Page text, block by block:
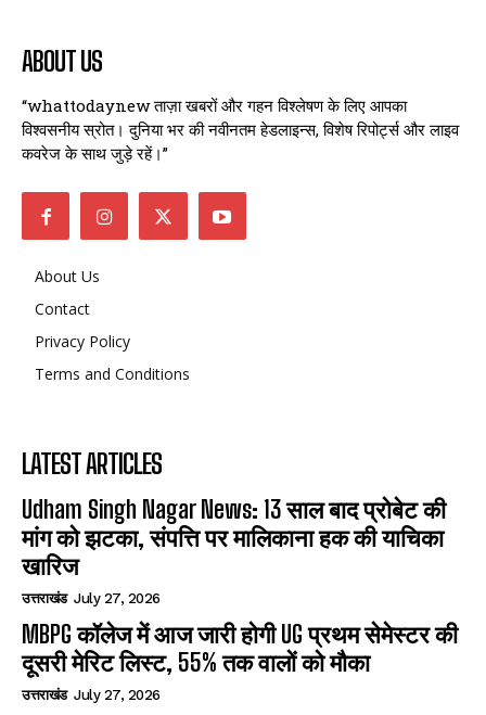
ABOUT US
“whattodaynew ताज़ा खबरों और गहन विश्लेषण के लिए आपका
विश्वसनीय स्रोत। दुनिया भर की नवीनतम हेडलाइन्स, विशेष रिपोर्ट्स और लाइव
कवरेज के साथ जुड़े रहें।”
About Us
Contact
Privacy Policy
Terms and Conditions
LATEST ARTICLES
Udham Singh Nagar News: 13 साल बाद प्रोबेट की
मांग को झटका, संपत्ति पर मालिकाना हक की याचिका
खारिज
उत्तराखंड July 27, 2026
MBPG कॉलेज में आज जारी होगी UG प्रथम सेमेस्टर की
दूसरी मेरिट लिस्ट, 55% तक वालों को मौका
उत्तराखंड July 27, 2026